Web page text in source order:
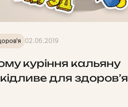
02.06.2019
куріння кальяну
для здоров’я